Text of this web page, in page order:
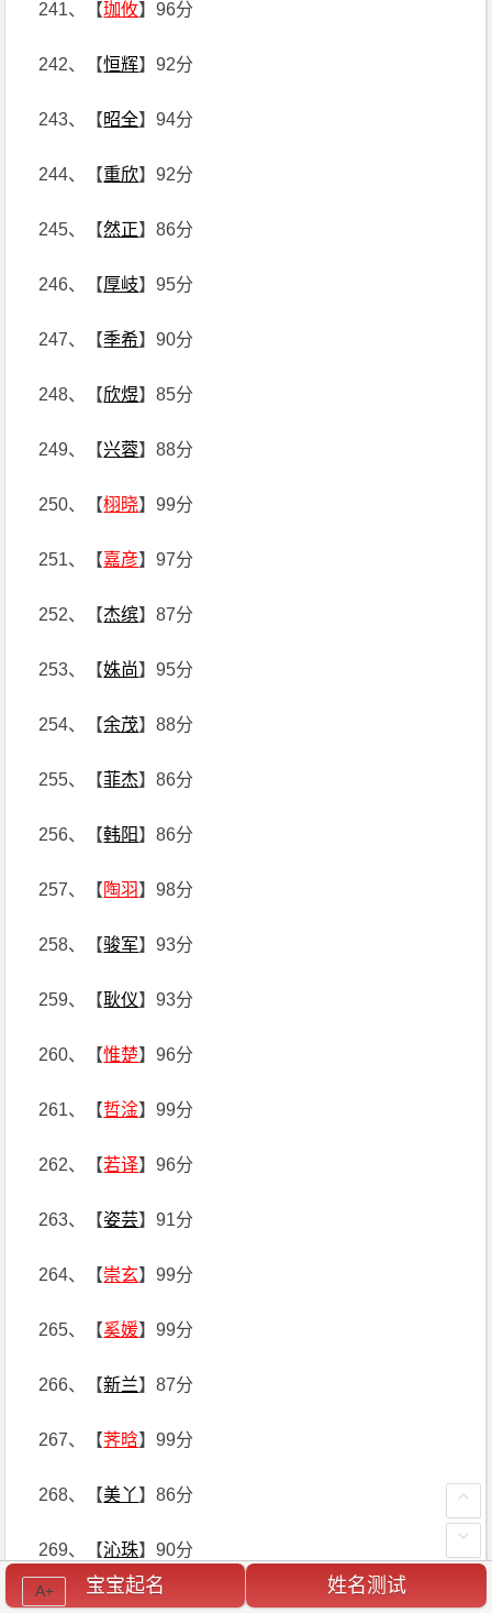
241、【珈攸】96分
242、【恒辉】92分
243、【昭全】94分
244、【重欣】92分
245、【然正】86分
246、【厚岐】95分
247、【季希】90分
248、【欣煜】85分
249、【兴蓉】88分
250、【栩晓】99分
251、【嘉彦】97分
252、【杰缤】87分
253、【姝尚】95分
254、【余茂】88分
255、【菲杰】86分
256、【韩阳】86分
257、【陶羽】98分
258、【骏军】93分
259、【耿仪】93分
260、【惟楚】96分
261、【哲淦】99分
262、【若译】96分
263、【姿芸】91分
264、【崇玄】99分
265、【奚媛】99分
266、【新兰】87分
267、【荠晗】99分
268、【美丫】86分
269、【沁珠】90分
270、【景帅】88分
宝宝起名 姓名测试
A+